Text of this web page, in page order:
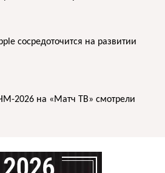
сосредоточится на развитии
2026 на «Матч ТВ» смотрели